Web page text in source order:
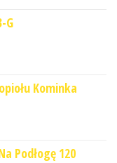
G
Kominka
Podłogę 120